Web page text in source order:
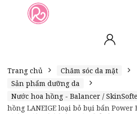
Trang chủ
Chăm sóc da mặt
Sản phẩm dưỡng da
Nước hoa hồng - Balancer /
hồng LANEIGE loại bỏ bụi bẩn Power